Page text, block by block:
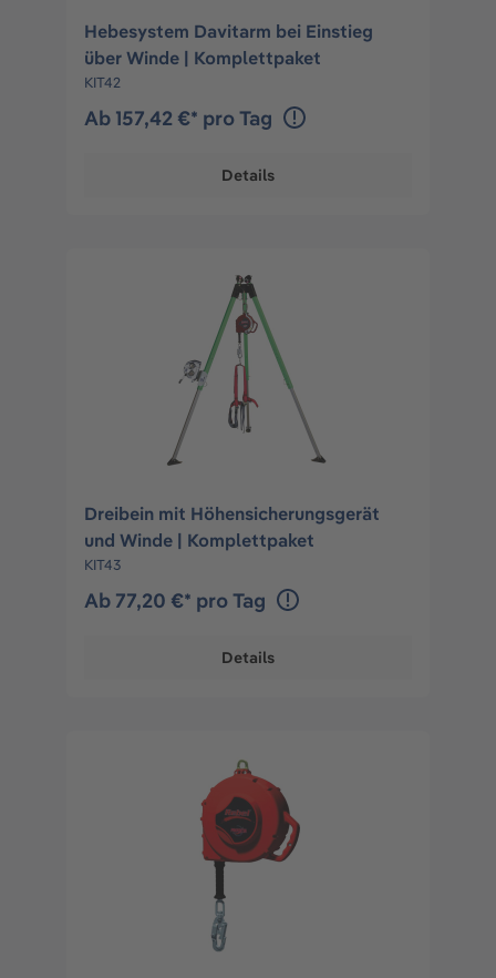
Hebesystem Davitarm bei Einstieg
über Winde | Komplettpaket
KIT42
Ab 157,42 €* pro Tag
Details
Dreibein mit Höhensicherungsgerät
und Winde | Komplettpaket
KIT43
Ab 77,20 €* pro Tag
Details